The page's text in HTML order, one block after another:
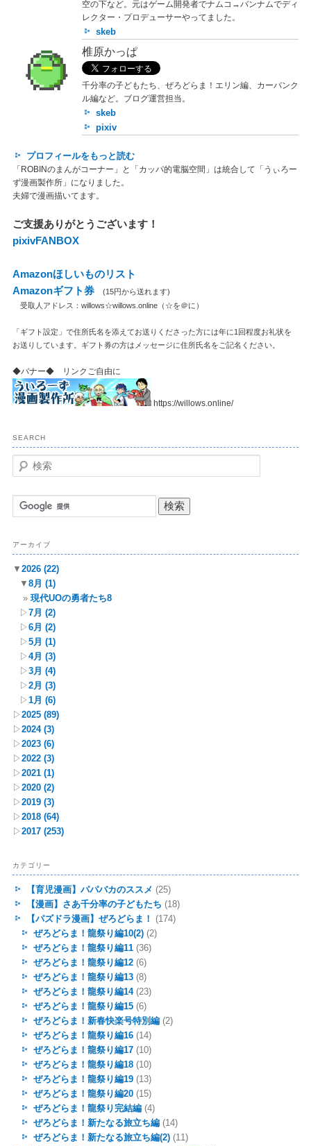
空の下など。元はゲーム開発者でナムコ→バンナムでディ
レクター・プロデューサーやってました。
skeb
椎原かっぱ
千分率の子どもたち、ぜろどらま！エリン編、カーバンク
ル編など。ブログ運営担当。
skeb
pixiv
プロフィールをもっと読む
「ROBINのまんがコーナー」と「カッパ的電脳空間」は統合して「うぃろー
ず漫画製作所」になりました。
夫婦で漫画描いてます。
ご支援ありがとうございます！
pixivFANBOX
Amazonほしいものリスト
Amazonギフト券
(15円から送れます)
受取人アドレス：willows☆willows.online（☆を＠に）
「ギフト設定」で住所氏名を添えてお送りくださった方には年に1回程度お礼状を
お送りしています。ギフト券の方はメッセージに住所氏名をご記名ください。
◆バナー◆ リンクご自由に
https://willows.online/
SEARCH
検
索
アーカイブ
▼ 2026 (22)
▼ 8月 (1)
現代UOの勇者たち8
▷7月 (2)
▷6月 (2)
▷5月 (1)
▷4月 (3)
▷3月 (4)
▷2月 (3)
▷1月 (6)
▷2025 (89)
▷2024 (3)
▷2023 (6)
▷2022 (3)
▷2021 (1)
▷2020 (2)
▷2019 (3)
▷2018 (64)
▷2017 (253)
カテゴリー
【育児漫画】パパバカのススメ (25)
【漫画】さあ千分率の子どもたち (18)
【パズドラ漫画】ぜろどらま！
(174)
ぜろどらま！龍祭り編10(2)(2)
ぜろどらま！龍祭り編11(36)
ぜろどらま！龍祭り編12(6)
ぜろどらま！龍祭り編13(8)
ぜろどらま！龍祭り編14(23)
ぜろどらま！龍祭り編15(6)
ぜろどらま！新春快楽号特別編(2)
ぜろどらま！龍祭り編16(14)
ぜろどらま！龍祭り編17(10)
ぜろどらま！龍祭り編18(10)
ぜろどらま！龍祭り編19(13)
ぜろどらま！龍祭り編20(15)
ぜろどらま！龍祭り完結編(4)
ぜろどらま！新たなる旅立ち編(14)
ぜろどらま！新たなる旅立ち編(2)(11)